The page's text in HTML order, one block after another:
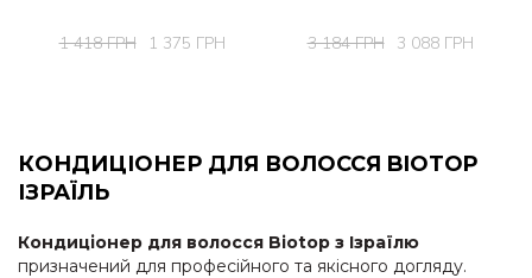
1 418 ГРН 1 375 ГРН 3 184 ГРН 3 088 ГРН
КОНДИЦІОНЕР ДЛЯ ВОЛОССЯ BIOTOP
ІЗРАЇЛЬ
Кондиціонер для волосся Biotop з Ізраїлю
призначений для професійного та якісного догляду.